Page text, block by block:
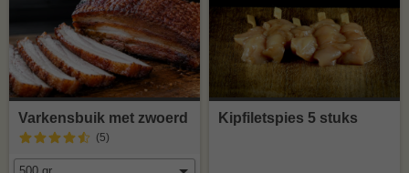
Varkensbuik met zwoerd
(5)
Kipfiletspies 5 stuks